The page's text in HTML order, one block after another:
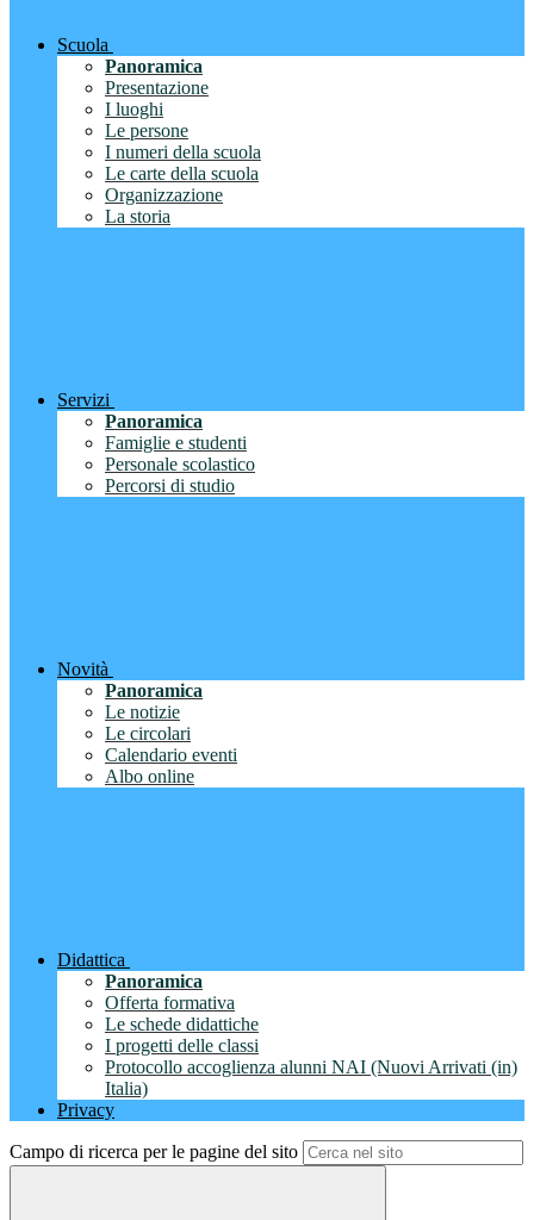
Scuola
Panoramica
Presentazione
I luoghi
Le persone
I numeri della scuola
Le carte della scuola
Organizzazione
La storia
Servizi
Panoramica
Famiglie e studenti
Personale scolastico
Percorsi di studio
Novità
Panoramica
Le notizie
Le circolari
Calendario eventi
Albo online
Didattica
Panoramica
Offerta formativa
Le schede didattiche
I progetti delle classi
Protocollo accoglienza alunni NAI (Nuovi Arrivati (in)
Italia)
Privacy
Campo di ricerca per le pagine del sito